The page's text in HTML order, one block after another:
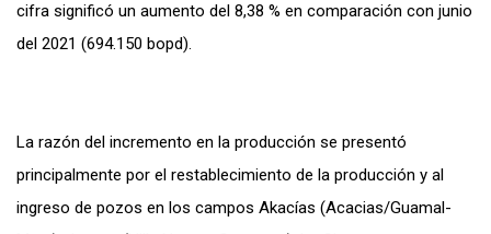
cifra significó un aumento del 8,38 % en comparación con junio
del 2021 (694.150 bopd).
La razón del incremento en la producción se presentó
principalmente por el restablecimiento de la producción y al
ingreso de pozos en los campos Akacías (Acacias/Guamal-